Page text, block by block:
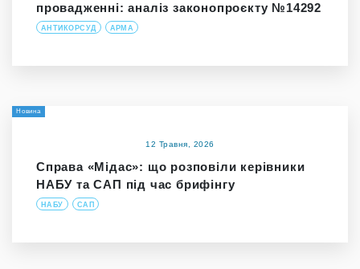
провадженні: аналіз законопроєкту №14292
АНТИКОРСУД АРМА
Новина
12 Травня, 2026
Справа «Мідас»: що розповіли керівники
НАБУ та САП під час брифінгу
НАБУ САП